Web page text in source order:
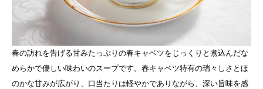
春の訪れを告げる甘みたっぷりの春キャベツをじっくりと煮込んだな
めらかで優しい味わいのスープです。春キャベツ特有の瑞々しさとほ
のかな甘みが広がり、口当たりは軽やかでありながら、深い旨味を感